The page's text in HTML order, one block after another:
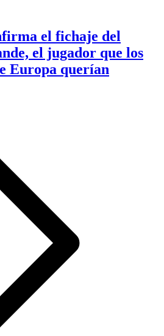
el fichaje del
el jugador que los
Europa querían